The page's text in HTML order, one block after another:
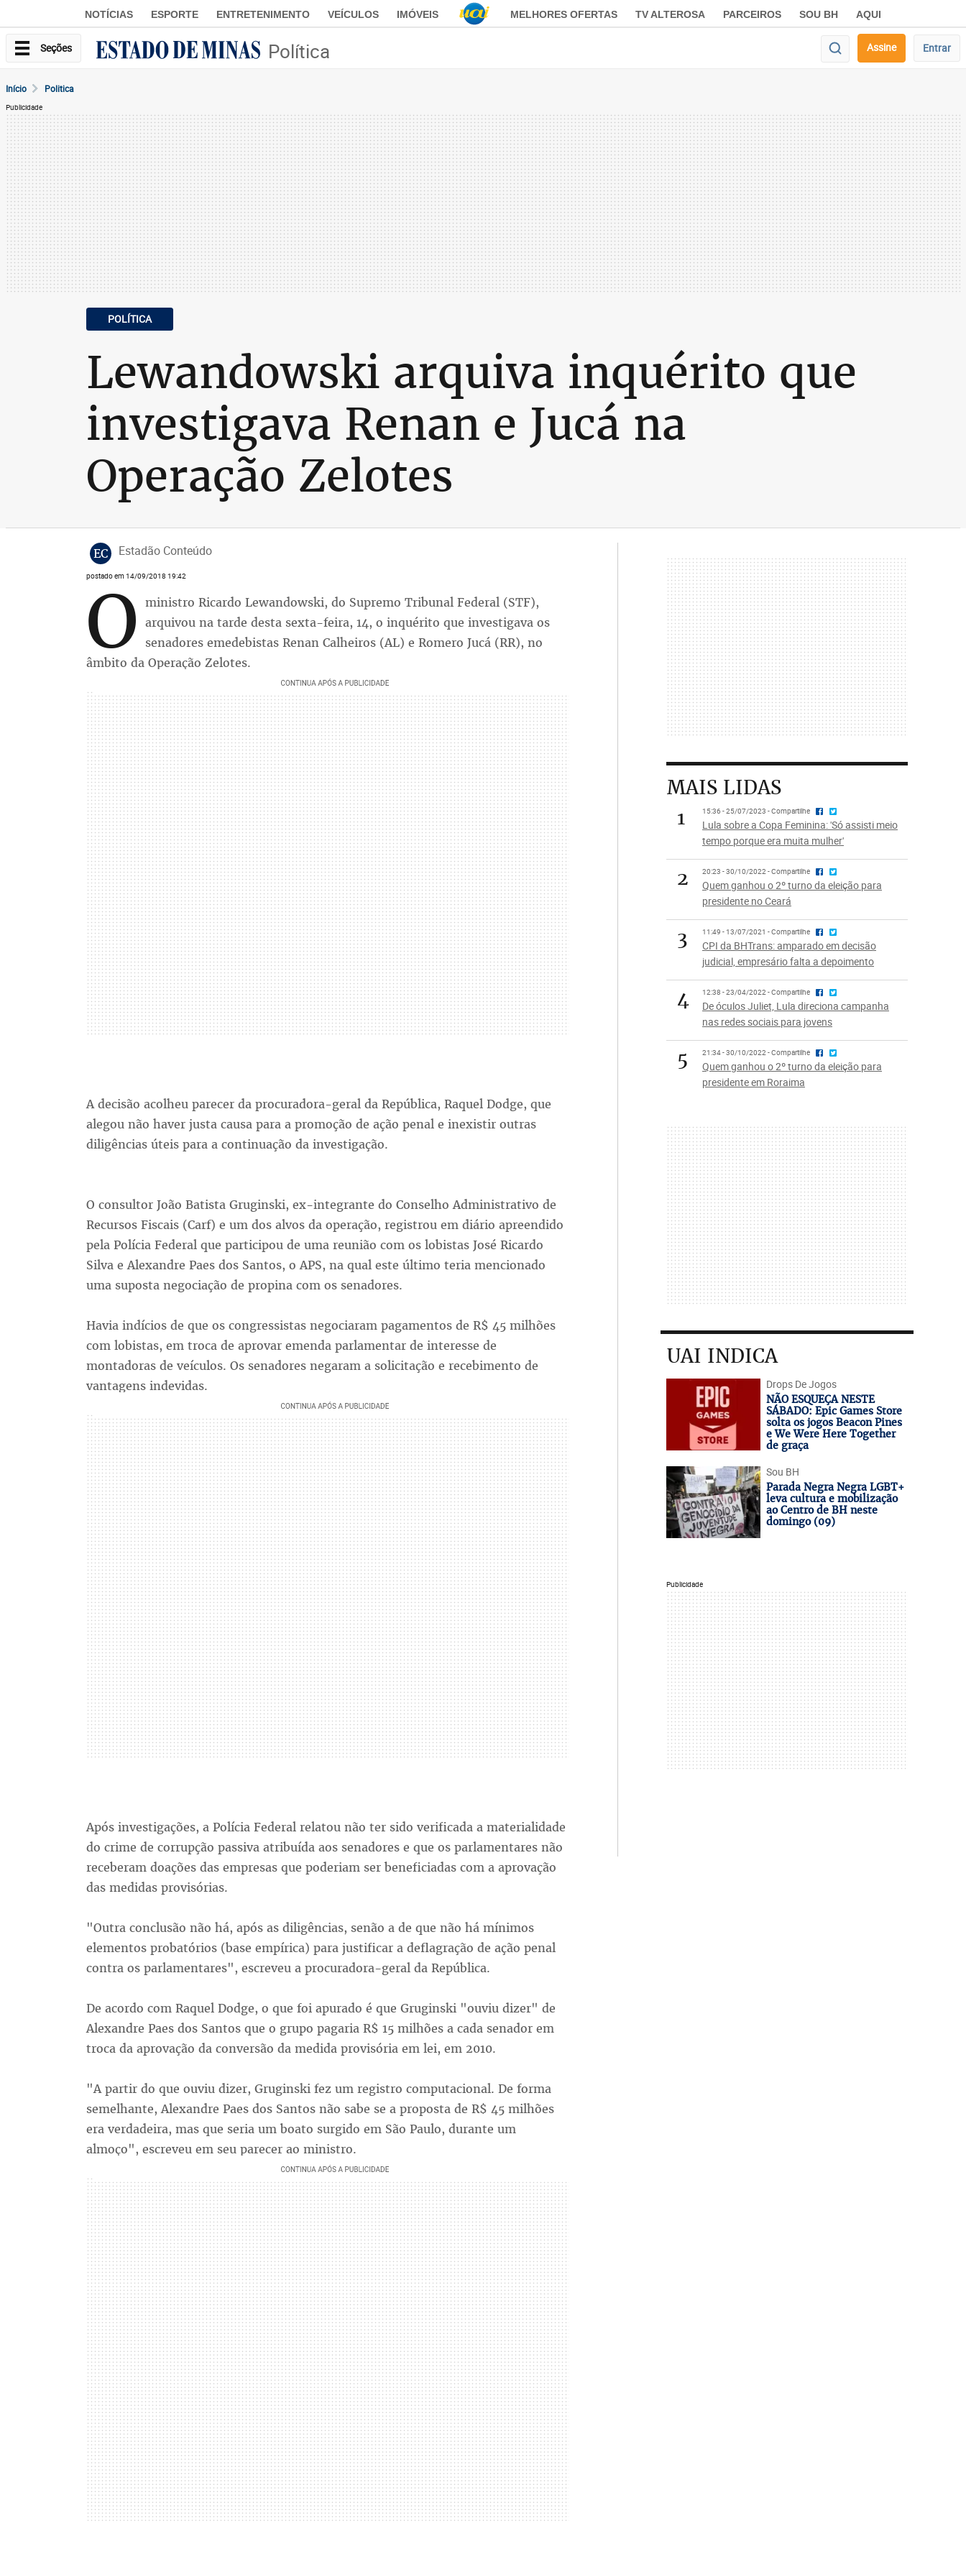
NOTÍCIAS ESPORTE ENTRETENIMENTO VEÍCULOS IMÓVEIS MELHORES OFERTAS TV ALTEROSA PARCEIROS SOU BH AQUI
Seções Política Assine Entrar
Início Politica
Publicidade
POLÍTICA
Lewandowski arquiva inquérito que
investigava Renan e Jucá na
Operação Zelotes
EC Estadão Conteúdo
postado em 14/09/2018 19:42
O ministro Ricardo Lewandowski, do Supremo Tribunal Federal (STF),
arquivou na tarde desta sexta-feira, 14, o inquérito que investigava os
senadores emedebistas Renan Calheiros (AL) e Romero Jucá (RR), no
âmbito da Operação Zelotes.
A decisão acolheu parecer da procuradora-geral da República, Raquel Dodge, que
alegou não haver justa causa para a promoção de ação penal e inexistir outras
diligências úteis para a continuação da investigação.
O consultor João Batista Gruginski, ex-integrante do Conselho Administrativo de
Recursos Fiscais (Carf) e um dos alvos da operação, registrou em diário apreendido
pela Polícia Federal que participou de uma reunião com os lobistas José Ricardo
Silva e Alexandre Paes dos Santos, o APS, na qual este último teria mencionado
uma suposta negociação de propina com os senadores.
Havia indícios de que os congressistas negociaram pagamentos de R$ 45 milhões
com lobistas, em troca de aprovar emenda parlamentar de interesse de
montadoras de veículos. Os senadores negaram a solicitação e recebimento de
vantagens indevidas.
Após investigações, a Polícia Federal relatou não ter sido verificada a materialidade
do crime de corrupção passiva atribuída aos senadores e que os parlamentares não
receberam doações das empresas que poderiam ser beneficiadas com a aprovação
das medidas provisórias.
"Outra conclusão não há, após as diligências, senão a de que não há mínimos
elementos probatórios (base empírica) para justificar a deflagração de ação penal
contra os parlamentares", escreveu a procuradora-geral da República.
De acordo com Raquel Dodge, o que foi apurado é que Gruginski "ouviu dizer" de
Alexandre Paes dos Santos que o grupo pagaria R$ 15 milhões a cada senador em
troca da aprovação da conversão da medida provisória em lei, em 2010.
"A partir do que ouviu dizer, Gruginski fez um registro computacional. De forma
semelhante, Alexandre Paes dos Santos não sabe se a proposta de R$ 45 milhões
era verdadeira, mas que seria um boato surgido em São Paulo, durante um
almoço", escreveu em seu parecer ao ministro.
MAIS LIDAS
1
15:36 - 25/07/2023 - Compartilhe
Lula sobre a Copa Feminina: 'Só assisti meio
tempo porque era muita mulher'
2 20:23 - 30/10/2022 - Compartilhe
Quem ganhou o 2º turno da eleição para
presidente no Ceará
3 11:49 - 13/07/2021 - Compartilhe
CPI da BHTrans: amparado em decisão
judicial, empresário falta a depoimento
4 12:38 - 23/04/2022 - Compartilhe
De óculos Juliet, Lula direciona campanha
nas redes sociais para jovens
5 21:34 - 30/10/2022 - Compartilhe
Quem ganhou o 2º turno da eleição para
presidente em Roraima
UAI INDICA
Drops De Jogos
NÃO ESQUEÇA NESTE
SÁBADO: Epic Games Store
solta os jogos Beacon Pines
e We Were Here Together
de graça
Sou BH
Parada Negra Negra LGBT+
leva cultura e mobilização
ao Centro de BH neste
domingo (09)
Publicidade